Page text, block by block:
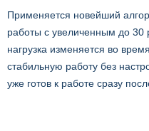
Применяется новейший
работы с увеличенным до
нагрузка изменяется во
стабильную работу без
уже готов к работе сразу